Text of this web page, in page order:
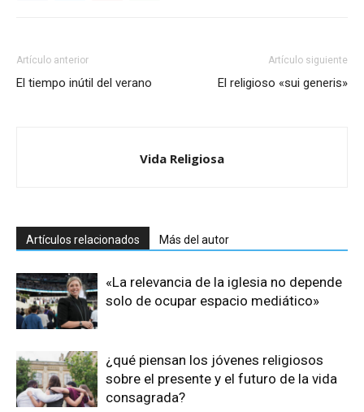
Artículo anterior
El tiempo inútil del verano
Artículo siguiente
El religioso «sui generis»
Vida Religiosa
Artículos relacionados Más del autor
«La relevancia de la iglesia no depende
solo de ocupar espacio mediático»
¿qué piensan los jóvenes religiosos
sobre el presente y el futuro de la vida
consagrada?